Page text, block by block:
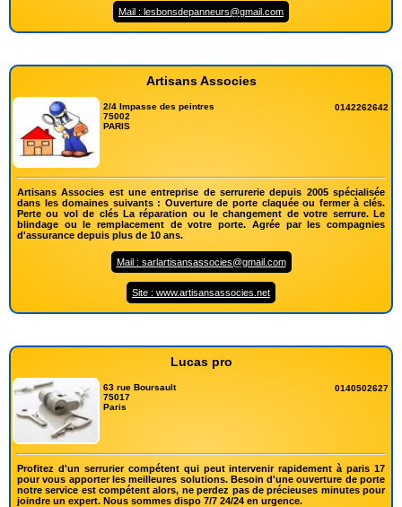
Mail : lesbonsdepanneurs@gmail.com
Artisans Associes
2/4 Impasse des peintres
75002
PARIS
0142262642
Artisans Associes est une entreprise de serrurerie depuis 2005 spécialisée
dans les domaines suivants : Ouverture de porte claquée ou fermer à clés.
Perte ou vol de clés La réparation ou le changement de votre serrure. Le
blindage ou le remplacement de votre porte. Agrée par les compagnies
d'assurance depuis plus de 10 ans.
Mail : sarlartisansassocies@gmail.com
Site : www.artisansassocies.net
Lucas pro
63 rue Boursault
75017
Paris
0140502627
Profitez d'un serrurier compétent qui peut intervenir rapidement à paris 17
pour vous apporter les meilleures solutions. Besoin d'une ouverture de porte
notre service est compétent alors, ne perdez pas de précieuses minutes pour
joindre un expert. Nous sommes dispo 7/7 24/24 en urgence.